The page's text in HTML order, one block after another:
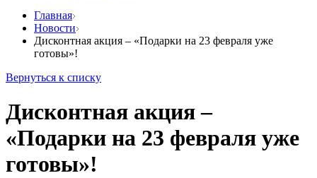
Главная
Новости
Дисконтная акция – «Подарки на 23 февраля уже
готовы»!
Вернуться к списку
Дисконтная акция –
«Подарки на 23 февраля уже
готовы»!